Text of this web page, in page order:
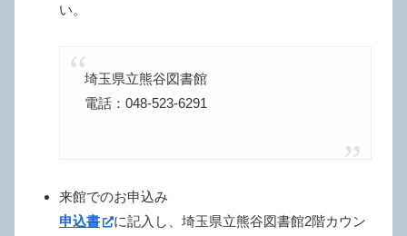
い。
埼玉県立熊谷図書館
電話：048-523-6291
来館でのお申込み
申込書
に記入し、埼玉県立熊谷図書館2階カウン